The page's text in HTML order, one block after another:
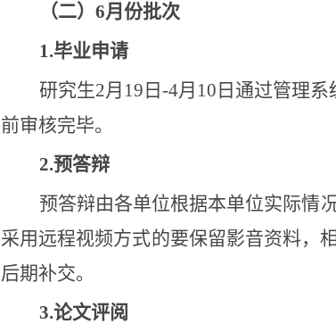
（二）6月份批次
1.毕业申请
研究生2月19日-4月10日通过管理
前审核完毕。
2.预答辩
预答辩由各单位根据本单位实际情
采用远程视频方式的要保留影音资料，
后期补交。
3.论文评阅